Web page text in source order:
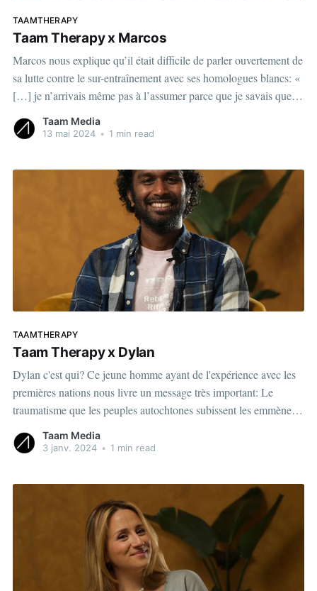
TAAMTHERAPY
Taam Therapy x Marcos
Marcos nous explique qu’il était difficile de parler ouvertement de
sa lutte contre le sur-entraînement avec ses homologues blancs: «
[…] je n’arrivais même pas à l’assumer parce que je savais que
View this post on
Taam Media
13 mai 2024 • 1 min read
TAAMTHERAPY
Taam Therapy x Dylan
Dylan c'est qui? Ce jeune homme ayant de l'expérience avec les
premières nations nous livre un message très important: Le
traumatisme que les peuples autochtones subissent les emmène à
passe chez lui. Si tu savais genre ce
Taam Media
3 janv. 2024 • 1 min read